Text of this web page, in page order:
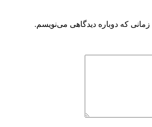
که دوباره دیدگاهی می‌نویسم.